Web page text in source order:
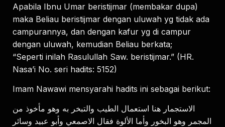
Apabila Ibnu Umar beristijmar (membakar dupa)
maka Beliau beristijmar dengan uluwah yg tidak ada
campurannya, dan dengan kafur yg di campur
dengan uluwah, kemudian Beliau berkata;
“Seperti inilah Rasulullah Saw. beristijmar.” (HR.
Nasa’i No. seri hadits: 5152)
Imam Nawawi mensyarahi hadits ini sebagai berikut:
ﺍﻻﺳﺘﺠﻤﺎﺭ ﻫﻨﺎ ﺍﺳﺘﻌﻤﺎﻝ ﺍﻟﻄﻴﺐ ﻭﺍﻟﺘﺒﺨﺮ ﺑﻪ ﻭﻫﻮ ﻣﺄﺧﻮﺫ ﻣﻦ
ﺍﻟﻤﺠﻤﺮ ﻭﻫﻮ ﺍﻟﺒﺨﻮﺭ ﻭﺃﻣﺎ ﺍﻷﻟﻮﺓ ﻓﻘﺎﻝ ﺍﻻﺻﻤﻌﻲ ﻭﺃﺑﻮ ﻋﺒﻴﺪ ﻭﺳﺎﺋﺮ